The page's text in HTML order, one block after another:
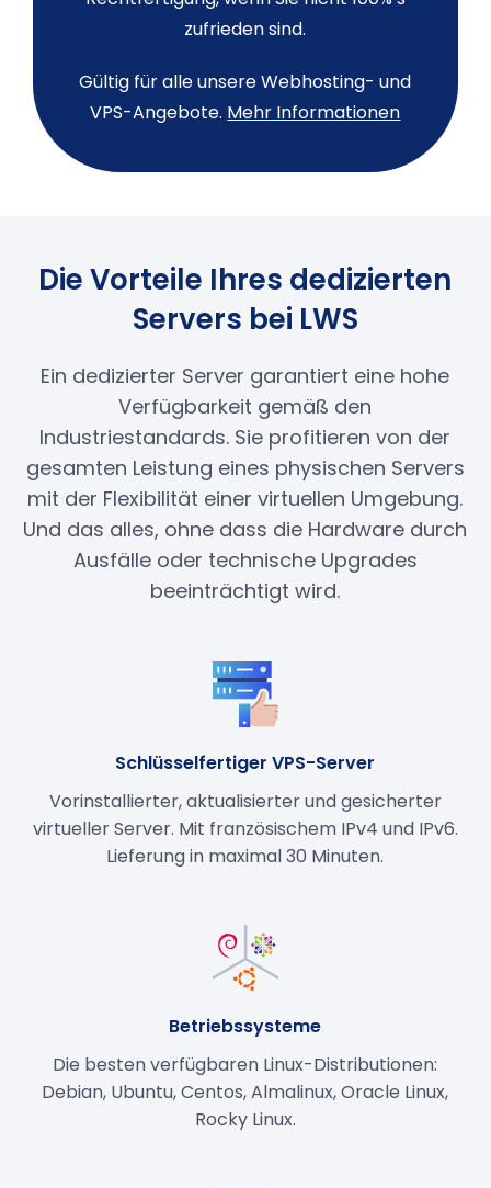
zufrieden sind.
Gültig für alle unsere Webhosting- und
VPS-Angebote. Mehr Informationen
Die Vorteile Ihres dedizierten
Servers bei LWS
Ein dedizierter Server garantiert eine hohe
Verfügbarkeit gemäß den
Industriestandards. Sie profitieren von der
gesamten Leistung eines physischen Servers
mit der Flexibilität einer virtuellen Umgebung.
Und das alles, ohne dass die Hardware durch
Ausfälle oder technische Upgrades
beeinträchtigt wird.
Schlüsselfertiger VPS-Server
Vorinstallierter, aktualisierter und gesicherter
virtueller Server. Mit französischem IPv4 und IPv6.
Lieferung in maximal 30 Minuten.
Betriebssysteme
Die besten verfügbaren Linux-Distributionen:
Debian, Ubuntu, Centos, Almalinux, Oracle Linux,
Rocky Linux.